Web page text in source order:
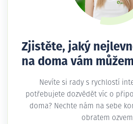
Zjistěte, jaký
na doma vám
Nevíte si rady s rychlostí
potřebujete dozvědět víc o
doma? Nechte nám na sebe
obratem